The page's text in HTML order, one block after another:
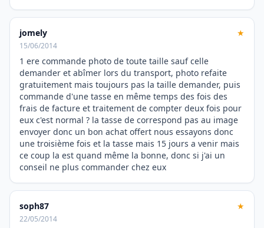
jomely ★
15/06/2014
1 ere commande photo de toute taille sauf celle
demander et abîmer lors du transport, photo refaite
gratuitement mais toujours pas la taille demander, puis
commande d'une tasse en même temps des fois des
frais de facture et traitement de compter deux fois pour
eux c'est normal ? la tasse de correspond pas au image
envoyer donc un bon achat offert nous essayons donc
une troisième fois et la tasse mais 15 jours a venir mais
ce coup la est quand même la bonne, donc si j'ai un
conseil ne plus commander chez eux
soph87 ★
22/05/2014